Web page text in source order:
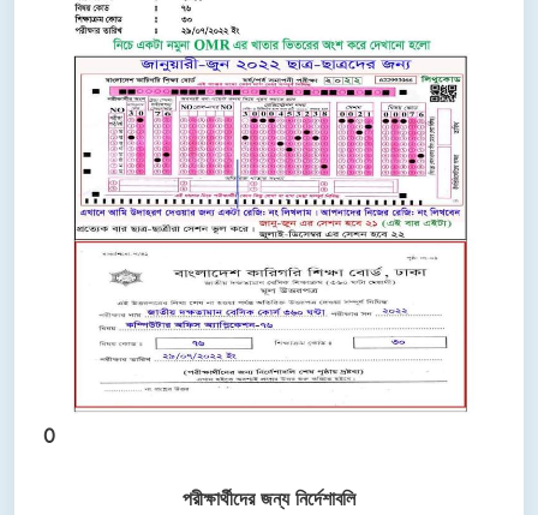
0
পরীক্ষার্থীদের জন্য নির্দেশাবলি